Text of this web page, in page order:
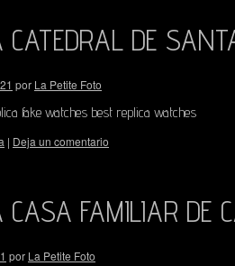
CATEDRAL DE
por La Petite Foto
fake watches best replica watches
| Deja un comentario
CASA FAMILIAR DE
por La Petite Foto